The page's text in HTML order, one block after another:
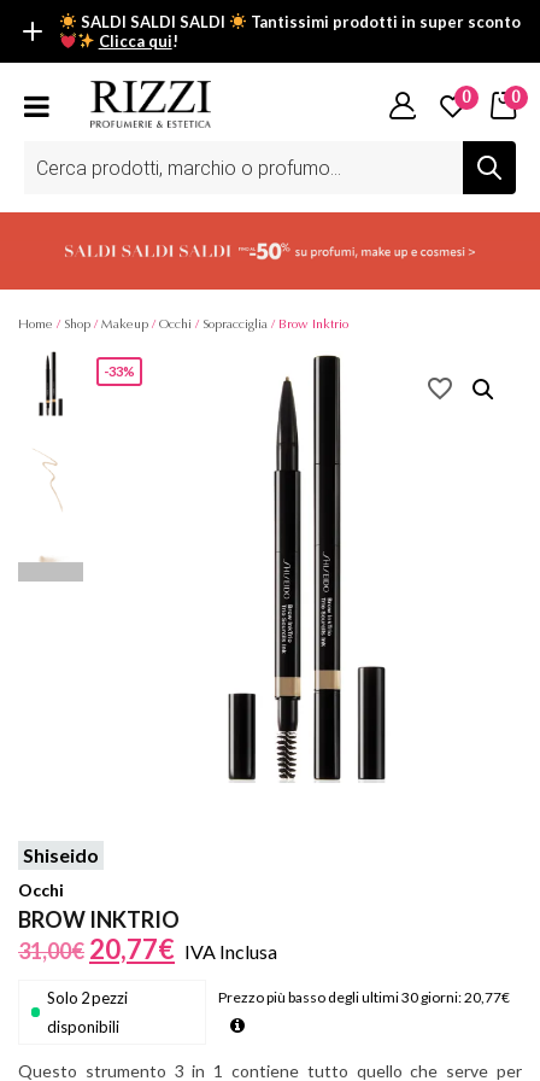
SALDI SALDI SALDI
Tantissimi prodotti in super sconto
Clicca qui!
SALDI SALDI SALDI
Fino al -50% su tantissimi prodotti beauty nella sezione saldi: il
Scopri tutti i prodotti in super saldo!Clicca qui
prodotti
0 0
Home / Shop / Makeup / Occhi / Sopracciglia / Brow Inktrio
-33%
Shiseido
Occhi
BROW INKTRIO
31,00€ 20,77€ IVA Inclusa
Solo 2 pezzi
disponibili
Prezzo più basso degli ultimi 30 giorni:20,77€
Questo strumento 3 in 1 contiene tutto quello che serve per